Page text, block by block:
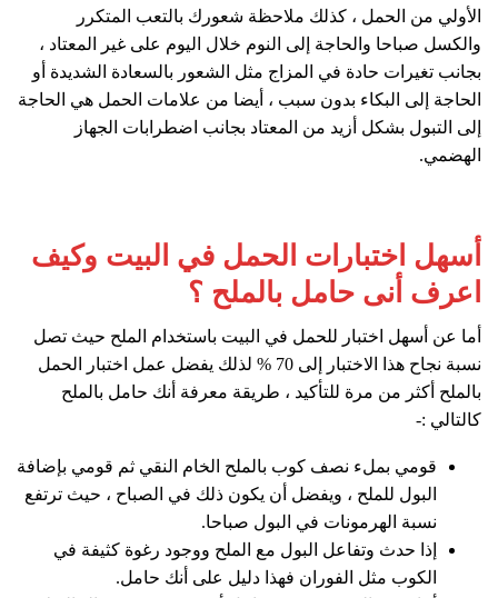
الأولي من الحمل ، كذلك ملاحظة شعورك بالتعب المتكرر
والكسل صباحا والحاجة إلى النوم خلال اليوم على غير المعتاد ،
بجانب تغيرات حادة في المزاج مثل الشعور بالسعادة الشديدة أو
الحاجة إلى البكاء بدون سبب ، أيضا من علامات الحمل هي الحاجة
إلى التبول بشكل أزيد من المعتاد بجانب اضطرابات الجهاز
الهضمي.
أسهل اختبارات الحمل في البيت وكيف
اعرف أنى حامل بالملح ؟
أما عن أسهل اختبار للحمل في البيت باستخدام الملح حيث تصل
نسبة نجاح هذا الاختبار إلى 70 % لذلك يفضل عمل اختبار الحمل
بالملح أكثر من مرة للتأكيد ، طريقة معرفة أنك حامل بالملح
كالتالي :-
قومي بملء نصف كوب بالملح الخام النقي ثم قومي بإضافة
البول للملح ، ويفضل أن يكون ذلك في الصباح ، حيث ترتفع
نسبة الهرمونات في البول صباحا.
إذا حدث وتفاعل البول مع الملح ووجود رغوة كثيفة في
الكوب مثل الفوران فهذا دليل على أنك حامل.